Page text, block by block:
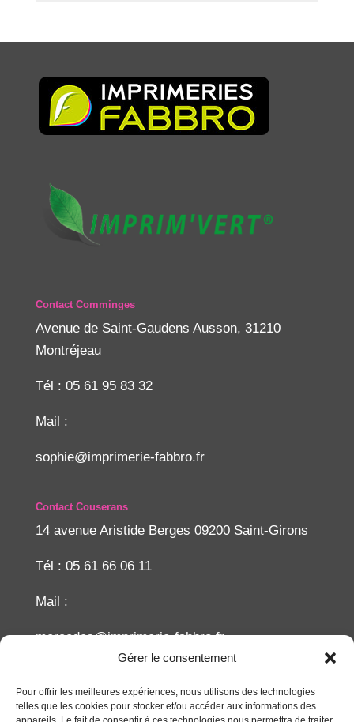
Gérer le consentement
Pour offrir les meilleures expériences, nous utilisons des technologies
telles que les cookies pour stocker et/ou accéder aux informations des
Contact Comminges
Avenue de Saint-Gaudens Ausson, 31210
Montréjeau
Tél : 05 61 95 83 32
Mail :
sophie@imprimerie-fabbro.fr
Contact Couserans
14 avenue Aristide Berges 09200 Saint-Girons
Tél : 05 61 66 06 11
Mail :
mercedes@imprimerie-fabbro.fr
Recherche